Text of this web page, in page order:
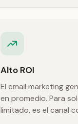
Alto ROI
El email marketing
en promedio. Para
limitado, es el canal